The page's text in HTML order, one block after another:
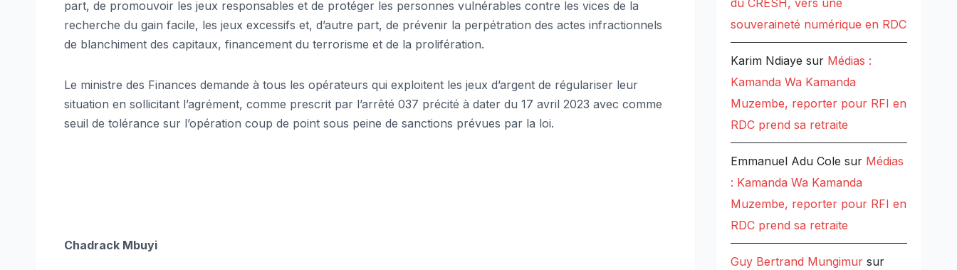
part, de promouvoir les jeux responsables et de protéger les personnes vulnérables contre les vices de la
recherche du gain facile, les jeux excessifs et, d’autre part, de prévenir la perpétration des actes infractionnels
de blanchiment des capitaux, financement du terrorisme et de la prolifération.
Le ministre des Finances demande à tous les opérateurs qui exploitent les jeux d’argent de régulariser leur
situation en sollicitant l’agrément, comme prescrit par l’arrêté 037 précité à dater du 17 avril 2023 avec comme
seuil de tolérance sur l’opération coup de point sous peine de sanctions prévues par la loi.
Chadrack Mbuyi
du CRESH, vers une
souveraineté numérique en RDC
Karim Ndiaye sur Médias :
Kamanda Wa Kamanda
Muzembe, reporter pour RFI en
RDC prend sa retraite
Emmanuel Adu Cole sur Médias
: Kamanda Wa Kamanda
Muzembe, reporter pour RFI en
RDC prend sa retraite
Guy Bertrand Mungimursur